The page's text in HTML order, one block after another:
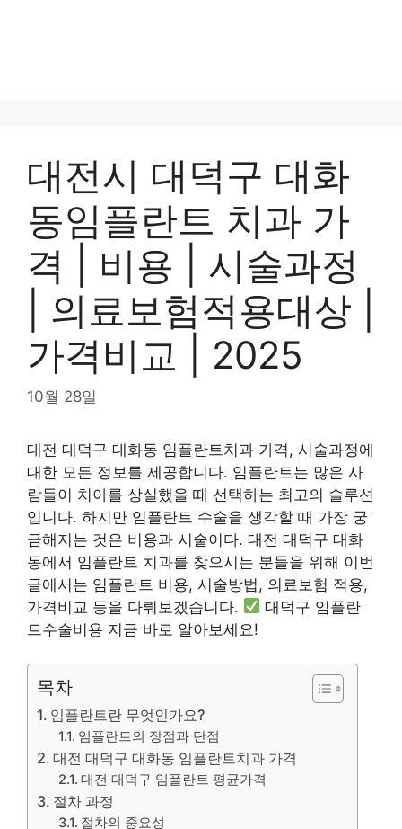
대전시 대덕구 대화
동임플란트 치과 가
격 | 비용 | 시술과정
| 의료보험적용대상 |
가격비교 | 2025
10월 28일
대전 대덕구 대화동 임플란트치과 가격, 시술과정에
대한 모든 정보를 제공합니다. 임플란트는 많은 사
람들이 치아를 상실했을 때 선택하는 최고의 솔루션
입니다. 하지만 임플란트 수술을 생각할 때 가장 궁
금해지는 것은 비용과 시술이다. 대전 대덕구 대화
동에서 임플란트 치과를 찾으시는 분들을 위해 이번
글에서는 임플란트 비용, 시술방법, 의료보험 적용,
가격비교 등을 다뤄보겠습니다.
대덕구 임플란
트수술비용 지금 바로 알아보세요!
목차
임플란트란 무엇인가요?
임플란트의 장점과 단점
대전 대덕구 대화동 임플란트치과 가격
대전 대덕구 임플란트 평균가격
절차 과정
절차의 중요성